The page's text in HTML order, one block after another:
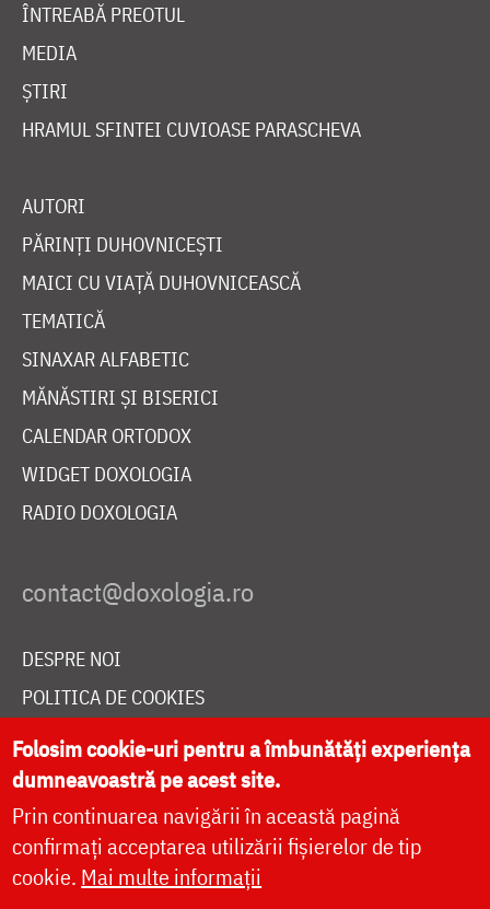
ÎNTREABĂ PREOTUL
MEDIA
ȘTIRI
HRAMUL SFINTEI CUVIOASE PARASCHEVA
AUTORI
PĂRINȚI DUHOVNICEȘTI
MAICI CU VIAȚĂ DUHOVNICEASCĂ
TEMATICĂ
SINAXAR ALFABETIC
MĂNĂSTIRI ȘI BISERICI
CALENDAR ORTODOX
WIDGET DOXOLOGIA
RADIO DOXOLOGIA
DESPRE NOI
POLITICA DE COOKIES
DONEAZĂ ONLINE PENTRU CATEDRALA NAȚIONALĂ
LIVE
Folosim cookie-uri pentru a îmbunătăți experiența
dumneavoastră pe acest site.
Prin continuarea navigării în această pagină
confirmați acceptarea utilizării fișierelor de tip
cookie. Mai multe informații